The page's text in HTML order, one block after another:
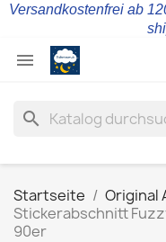
Versandkostenfrei ab

search
Startseite Original
Stickerabschnitt
90er